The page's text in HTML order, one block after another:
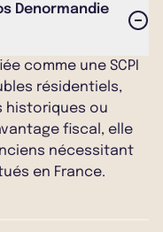
Denormandie
comme une SCPI
résidentiels,
historiques ou
fiscal, elle
nécessitant
en France.